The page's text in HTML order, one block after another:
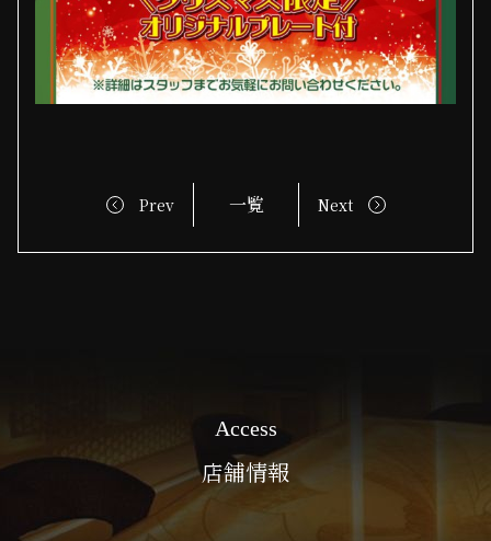
Prev 一覧 Next
Access
店舗情報